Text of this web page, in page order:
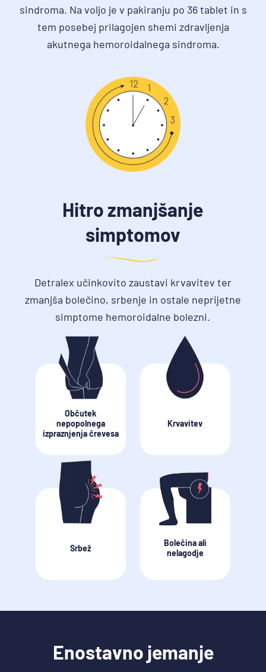
sindroma. Na voljo je v pakiranju po 36 tablet in s
tem posebej prilagojen shemi zdravljenja
akutnega hemoroidalnega sindroma.
Hitro zmanjšanje
simptomov
Detralex učinkovito zaustavi krvavitev ter
zmanjša bolečino, srbenje in ostale neprijetne
simptome hemoroidalne bolezni.
Občutek
nepopolnega
izpraznjenja črevesa
Krvavitev
Srbež
Bolečina ali
nelagodje
Enostavno jemanje